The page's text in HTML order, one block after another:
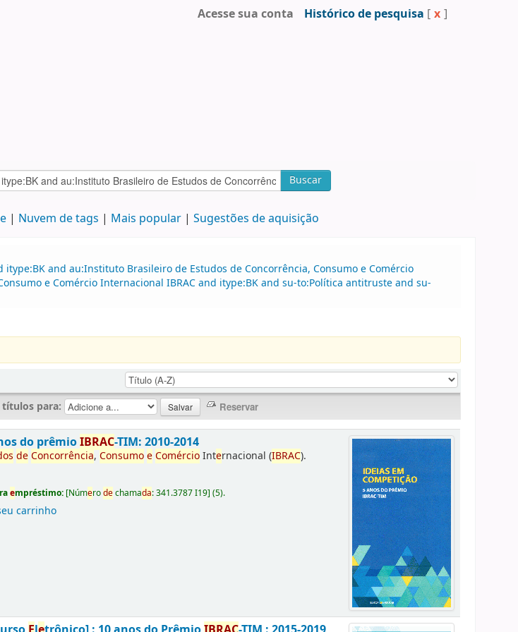
Acesse sua conta Histórico de pesquisa [ x ]
Buscar
Nuvem de tags Mais popular Sugestões de aquisição
and au:Instituto Brasileiro de Estudos de Concorrência, Consumo e Comércio
e Comércio Internacional IBRAC and itype:BK and su-to:Política antitruste and su-
títulos para:
do prêmioIBRAC-TIM: 2010-2014
deConcorrência,ConsumoeComércioInternacional (IBRAC).
empréstimo: [Númerodechamada:341.3787 I19](5).
carrinho